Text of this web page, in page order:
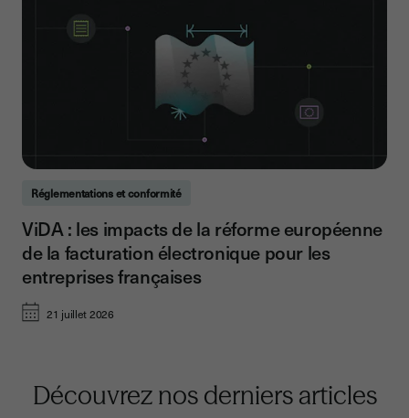
Réglementations et conformité
21 juillet 2026
ViDA : les impacts de la réforme européenne
de la facturation électronique pour les
entreprises françaises
Découvrez nos derniers articles